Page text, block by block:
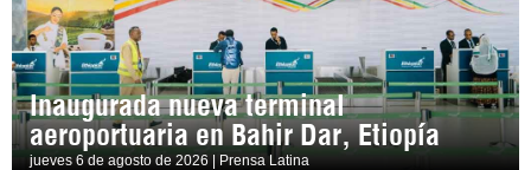
Inaugurada nueva terminal
aeroportuaria en Bahir Dar, Etiopía
jueves 6 de agosto de 2026 | Prensa Latina